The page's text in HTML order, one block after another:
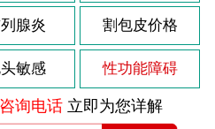
腺炎 割包皮价格
敏感 性功能障碍
询电话立即为您详解